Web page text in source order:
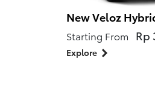
New Veloz
Starting From Rp
Explore